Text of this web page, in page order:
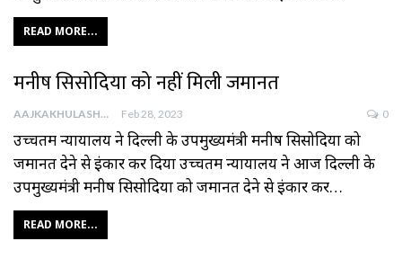
READ MORE...
मनीष सिसोदिया को नहीं मिली जमानत
AAJKAKHULASHA Feb 28, 2023 0
उच्‍चतम न्‍यायालय ने दिल्‍ली के उपमुख्‍यमंत्री मनीष सिसोदिया को
जमानत देने से इंकार कर दिया उच्‍चतम न्‍यायालय ने आज दिल्‍ली के
उपमुख्‍यमंत्री मनीष सिसोदिया को जमानत देने से इंकार कर…
READ MORE...